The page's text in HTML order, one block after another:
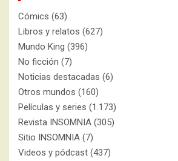
Cómics (63)
Libros y relatos (627)
Mundo King (396)
No ficción (7)
Noticias destacadas (6)
Otros mundos (160)
Películas y series (1.173)
Revista INSOMNIA (305)
Sitio INSOMNIA (7)
Videos y pódcast (437)